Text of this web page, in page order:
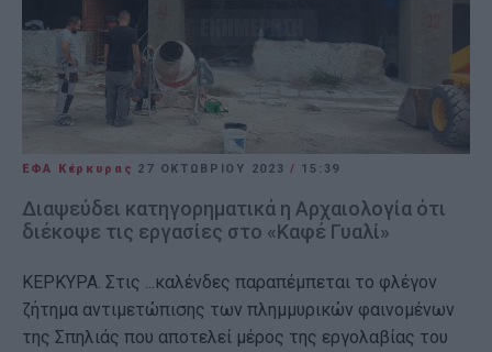
ΕΦΑ Κέρκυρας 27 ΟΚΤΩΒΡΊΟΥ 2023/ 15:39
Διαψεύδει κατηγορηματικά η Αρχαιολογία ότι
διέκοψε τις εργασίες στο «Καφέ Γυαλί»
ΚΕΡΚΥΡΑ. Στις ...καλένδες παραπέμπεται το φλέγον
ζήτημα αντιμετώπισης των πλημμυρικών φαινομένων
της Σπηλιάς που αποτελεί μέρος της εργολαβίας του